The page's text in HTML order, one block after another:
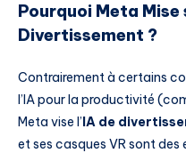
Pourquoi Meta Mise
Divertissement ?
Contrairement à certains
l’IA pour la productivité
Meta vise l’IA de
et ses casques VR sont